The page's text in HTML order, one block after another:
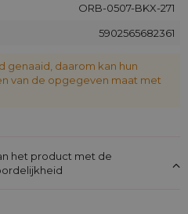
ORB-0507-BKX-271
5902565682361
genaaid, daarom kan hun
van de opgegeven maat met
het product met de